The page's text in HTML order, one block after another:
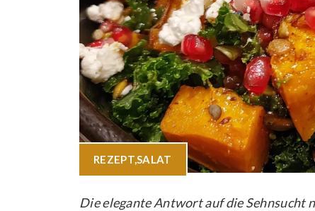
REZEPT,SALAT
Die elegante Antwort auf die Sehnsucht